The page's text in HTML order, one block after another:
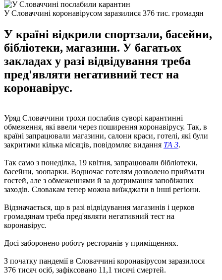
У Словаччині коронавірусом заразилися 376 тис. громадян
У країні відкрили спортзали, басейни,
бібліотеки, магазини. У багатьох
закладах у разі відвідування треба
пред'являти негативний тест на
коронавірус.
Уряд Словаччини трохи послабив суворі карантинні
обмеження, які ввели через поширення коронавірусу. Так, в
країні запрацювали магазини, салони краси, готелі, які були
закритими кілька місяців, повідомляє видання TA 3.
Так само з понеділка, 19 квітня, запрацювали бібліотеки,
басейни, зоопарки. Водночас готелям дозволено приймати
гостей, але з обмеженнями й за дотримання запобіжних
заходів. Словакам тепер можна виїжджати в інші регіони.
Відзначається, що в разі відвідування магазинів і церков
громадянам треба пред'являти негативний тест на
коронавірус.
Досі заборонено роботу ресторанів у приміщеннях.
З початку пандемії в Словаччині коронавірусом заразилося
376 тисяч осіб, зафіксовано 11,1 тисячі смертей.